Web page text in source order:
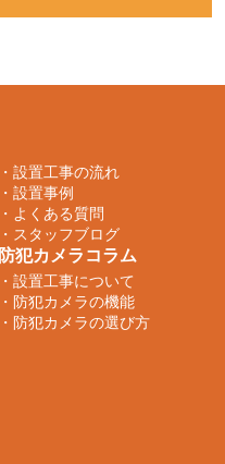
・ 設置工事の流れ
・ 設置事例
・ よくある質問
・ スタッフブログ
防犯カメラコラム
・ 設置工事について
・ 防犯カメラの機能
・ 防犯カメラの選び方